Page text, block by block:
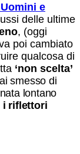
e
delle ultime
, (oggi
poi cambiato
qualcosa di
‘non scelta’
smesso di
lontano
i riflettori